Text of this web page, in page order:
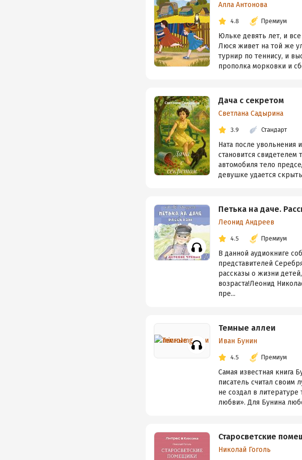
Алла Антонова
4.8 Премиум
Юльке девять лет, и
Люся живет на той же
турнир по теннису, и
прополка морковки и
Дача с секретом
Светлана Садырина
3.9 Стандарт
Ната после увольнения
становится свидетелем
автомобиля тело
девушке удается
Петька на даче.
Леонид Андреев
4.5 Премиум
В данной аудиокниге
представителей
рассказы о жизни
возраста!Леонид
пре...
Темные аллеи
Иван Бунин
4.5 Премиум
Самая известная книга
писатель считал своим
не создал в
любви». Для Бунина
Старосветские
Николай Гоголь